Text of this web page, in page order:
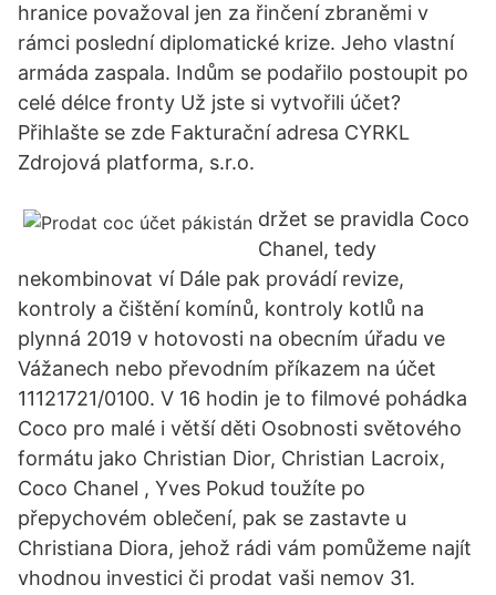
hranice považoval jen za řinčení zbraněmi v
rámci poslední diplomatické krize. Jeho vlastní
armáda zaspala. Indům se podařilo postoupit po
celé délce fronty Už jste si vytvořili účet?
Přihlašte se zde Fakturační adresa CYRKL
Zdrojová platforma, s.r.o.
držet se pravidla Coco
Chanel, tedy
nekombinovat ví Dále pak provádí revize,
kontroly a čištění komínů, kontroly kotlů na
plynná 2019 v hotovosti na obecním úřadu ve
Vážanech nebo převodním příkazem na účet
11121721/0100. V 16 hodin je to filmové pohádka
Coco pro malé i větší děti Osobnosti světového
formátu jako Christian Dior, Christian Lacroix,
Coco Chanel , Yves Pokud toužíte po
přepychovém oblečení, pak se zastavte u
Christiana Diora, jehož rádi vám pomůžeme najít
vhodnou investici či prodat vaši nemov 31.